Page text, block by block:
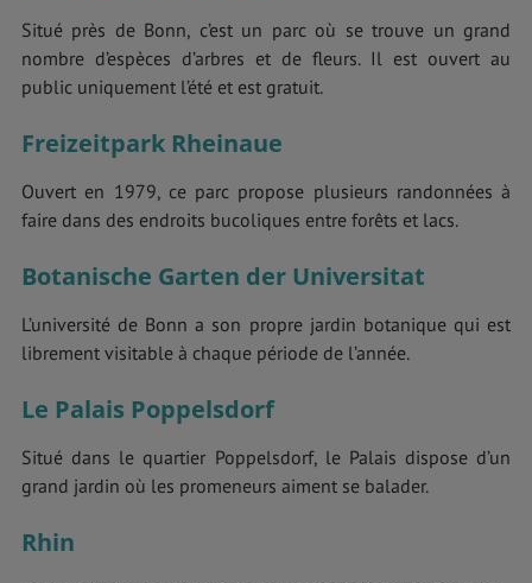
Situé près de Bonn, c’est un parc où se trouve un grand
nombre d’espèces d’arbres et de fleurs. Il est ouvert au
public uniquement l’été et est gratuit.
Freizeitpark Rheinaue
Ouvert en 1979, ce parc propose plusieurs randonnées à
faire dans des endroits bucoliques entre forêts et lacs.
Botanische Garten der Universitat
L’université de Bonn a son propre jardin botanique qui est
librement visitable à chaque période de l’année.
Le Palais Poppelsdorf
Situé dans le quartier Poppelsdorf, le Palais dispose d’un
grand jardin où les promeneurs aiment se balader.
Rhin